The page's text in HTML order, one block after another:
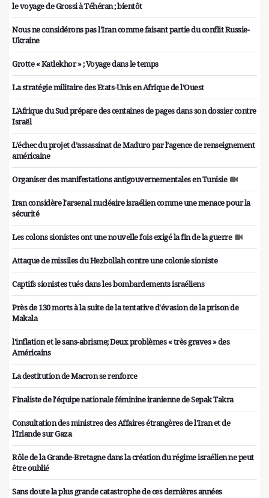
le voyage de Grossi à Téhéran ; bientôt
Nous ne considérons pas l'Iran comme faisant partie du conflit Russie-
Ukraine
Grotte « Katlekhor » ; Voyage dans le temps
La stratégie militaire des Etats-Unis en Afrique de l’Ouest
L'Afrique du Sud prépare des centaines de pages dans son dossier contre
Israël
L’échec du projet d’assassinat de Maduro par l’agence de renseignement
américaine
Organiser des manifestations antigouvernementales en Tunisie
Iran considère l'arsenal nucléaire israélien comme une menace pour la
sécurité
Les colons sionistes ont une nouvelle fois exigé la fin de la guerre
Attaque de missiles du Hezbollah contre une colonie sioniste
Captifs sionistes tués dans les bombardements israéliens
Près de 130 morts à la suite de la tentative d'évasion de la prison de
Makala
l'inflation et le sans-abrisme; Deux problèmes « très graves » des
Américains
La destitution de Macron se renforce
Finaliste de l'équipe nationale féminine iranienne de Sepak Takra
Consultation des ministres des Affaires étrangères de l'Iran et de
l'Irlande sur Gaza
Rôle de la Grande-Bretagne dans la création du régime israélien ne peut
être oublié
Sans doute la plus grande catastrophe de ces dernières années